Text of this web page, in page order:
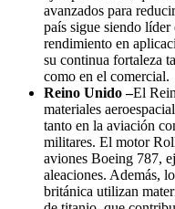
avanzados para
país sigue siendo
rendimiento en
su continua fortaleza
como en el comercial.
Reino Unido –El
materiales
tanto en la aviación
militares. El motor
aviones Boeing 787,
aleaciones. Además,
británica utilizan